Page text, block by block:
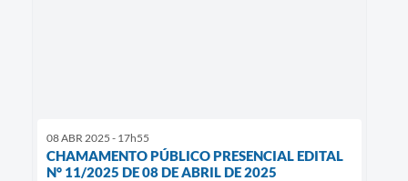
08 ABR 2025 - 17h55
CHAMAMENTO PÚBLICO PRESENCIAL EDITAL
N° 11/2025 DE 08 DE ABRIL DE 2025